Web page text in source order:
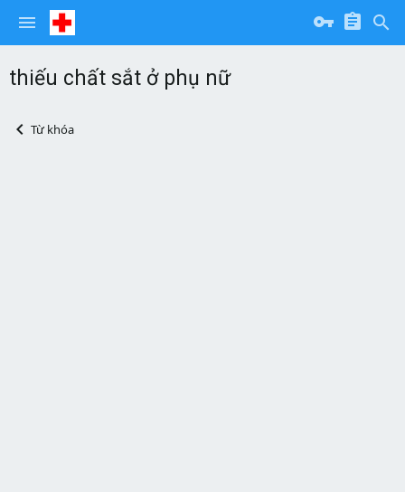
thiếu chất sắt ở phụ nữ
Từ khóa